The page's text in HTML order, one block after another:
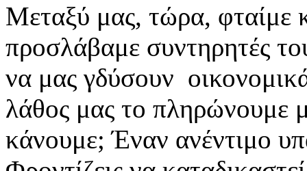
Μεταξύ μας, τώρα, φταίμε
προσλάβαμε συντηρητές
να μας γδύσουν
λάθος μας το πληρώνουμε
κάνουμε; Έναν ανέντιμο